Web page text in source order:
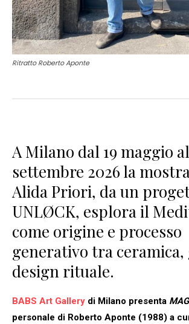
Ritratto Roberto Aponte
A Milano dal 19 maggio
settembre 2026 la
Alida Priori, da un
UNLØCK, esplora il
come origine e processo
generativo tra ceramica,
design rituale.
BABS Art Gallery di Milano presenta
personale di Roberto Aponte (1988) a